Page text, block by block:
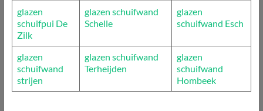
glazen
schuifpui De
Zilk
glazen schuifwand
Schelle
glazen
schuifwand Esch
glazen
schuifwand
strijen
glazen schuifwand
Terheijden
glazen
schuifwand
Hombeek